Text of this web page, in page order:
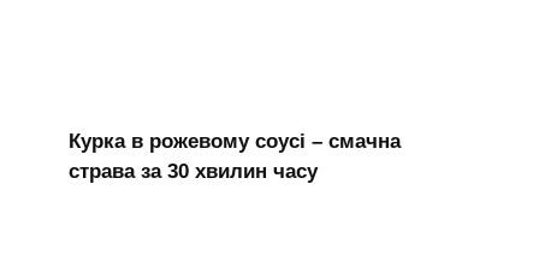
Курка в рожевому соусі – смачна
страва за 30 хвилин часу